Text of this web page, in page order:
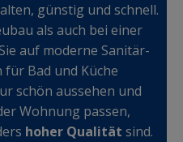
günstig und schnell.
als auch bei einer
auf moderne Sanitär-
Bad und Küche
schön aussehen und
Wohnung passen,
hoher Qualität sind.